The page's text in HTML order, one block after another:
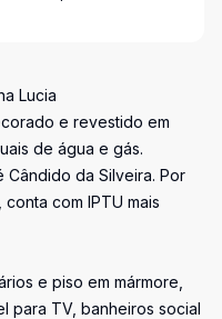
Lucia
e revestido em
de água e gás.
da Silveira. Por
com IPTU mais
e piso em mármore,
para TV, banheiros social